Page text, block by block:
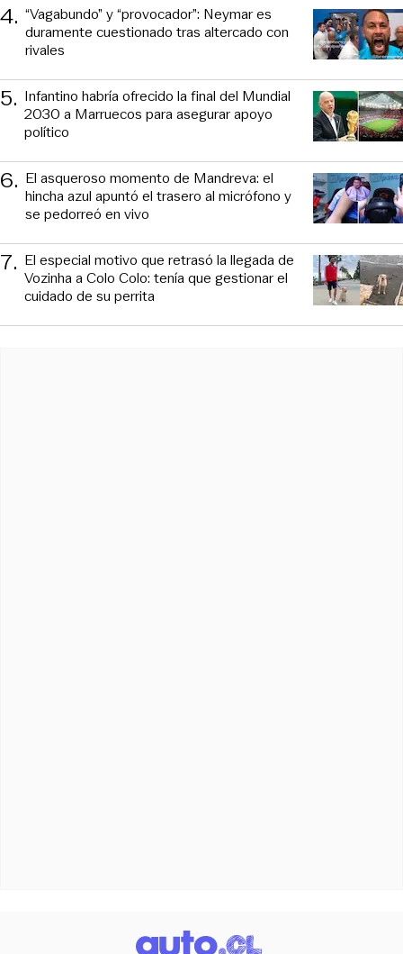
4. “Vagabundo” y “provocador”: Neymar es
duramente cuestionado tras altercado con
rivales
5. Infantino habría ofrecido la final del Mundial
2030 a Marruecos para asegurar apoyo
político
6. El asqueroso momento de Mandreva: el
hincha azul apuntó el trasero al micrófono y
se pedorreó en vivo
7. El especial motivo que retrasó la llegada de
Vozinha a Colo Colo: tenía que gestionar el
cuidado de su perrita